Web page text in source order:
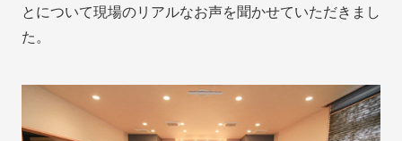
とについて現場のリアルなお声を聞かせていただきまし
た。